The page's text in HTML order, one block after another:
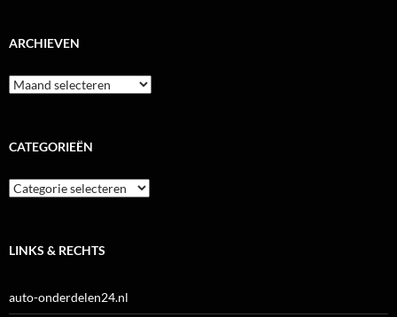
ARCHIEVEN
Archieven
CATEGORIEËN
Categorieën
LINKS & RECHTS
auto-onderdelen24.nl